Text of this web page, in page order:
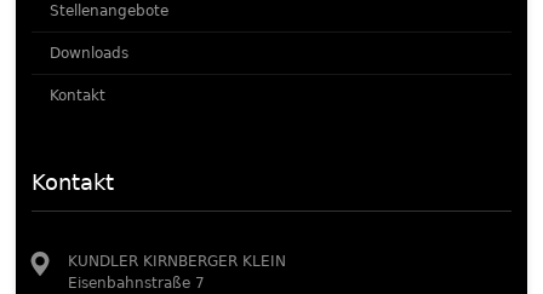
Stellenangebote
Downloads
Kontakt
Kontakt
KUNDLER KIRNBERGER KLEIN
Eisenbahnstraße 7